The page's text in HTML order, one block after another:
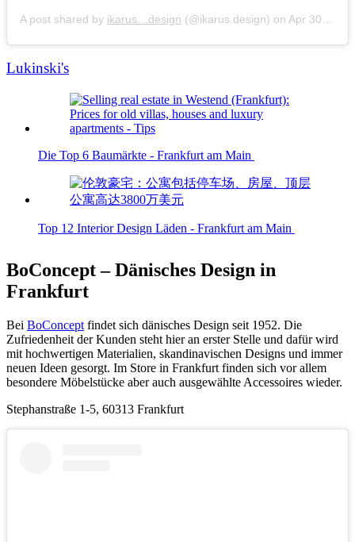
A post shared by ikarus…design (@ikarus.design) on Apr 30, 2019 at 12:01pm PDT
Lukinski's
Die Top 6 Baumärkte - Frankfurt am Main
Top 12 Interior Design Läden - Frankfurt am Main
BoConcept – Dänisches Design in
Frankfurt
Bei BoConcept findet sich dänisches Design seit 1952. Die
Zufriedenheit der Kunden steht hier an erster Stelle und dafür wird
mit hochwertigen Materialien, skandinavischen Designs und immer
neuen Ideen gesorgt. Im Store in Frankfurt finden sich vor allem
besondere Möbelstücke aber auch ausgewählte Accessoires wieder.
Stephanstraße 1-5, 60313 Frankfurt